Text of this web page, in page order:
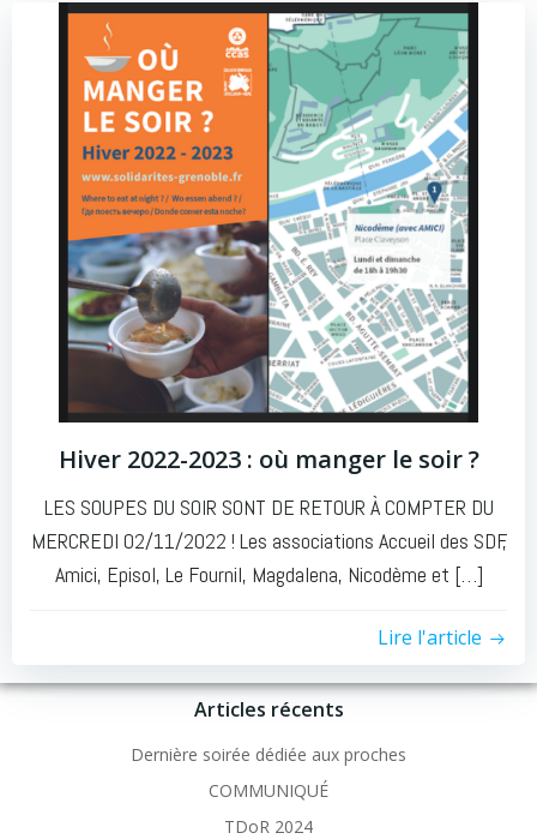
Hiver 2022-2023 : où manger le soir ?
LES SOUPES DU SOIR SONT DE RETOUR À COMPTER DU
MERCREDI 02/11/2022 ! Les associations Accueil des SDF,
Amici, Episol, Le Fournil, Magdalena, Nicodème et […]
Lire l'article
Articles récents
Dernière soirée dédiée aux proches
COMMUNIQUÉ
TDoR 2024